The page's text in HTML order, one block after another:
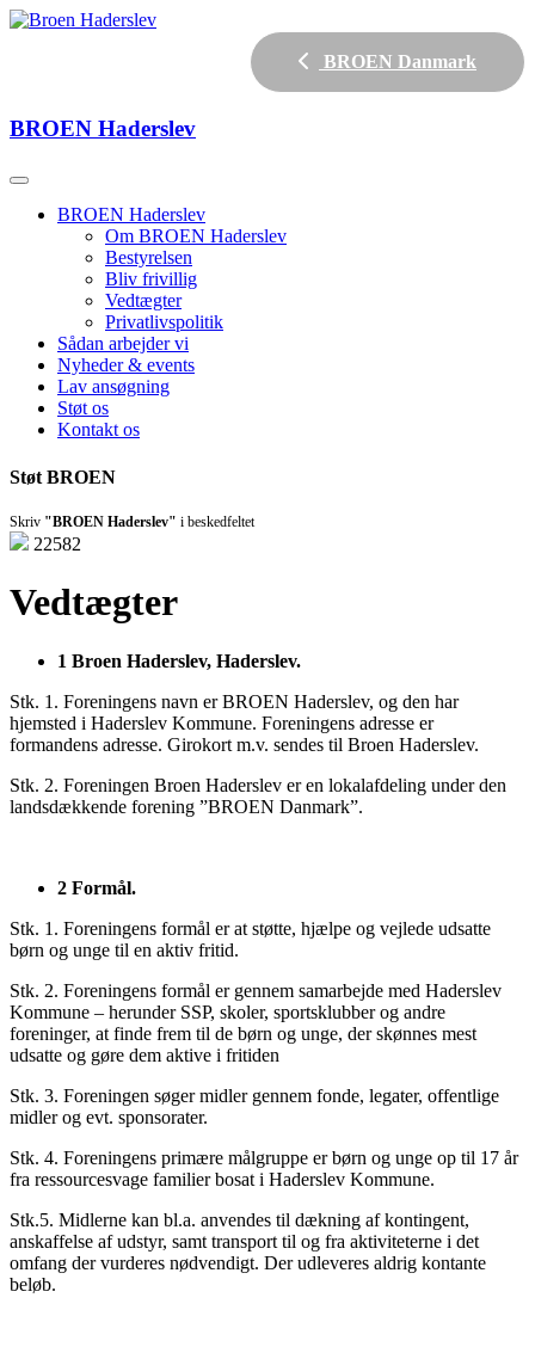
BROEN Danmark
BROEN Haderslev
BROEN Haderslev
Om BROEN Haderslev
Bestyrelsen
Bliv frivillig
Vedtægter
Privatlivspolitik
Sådan arbejder vi
Nyheder & events
Lav ansøgning
Støt os
Kontakt os
Støt BROEN
Skriv "BROEN Haderslev" i beskedfeltet
22582
Vedtægter
1 Broen Haderslev, Haderslev.
Stk. 1. Foreningens navn er BROEN Haderslev, og den har
hjemsted i Haderslev Kommune. Foreningens adresse er
formandens adresse. Girokort m.v. sendes til Broen Haderslev.
Stk. 2. Foreningen Broen Haderslev er en lokalafdeling under den
landsdækkende forening ”BROEN Danmark”.
2 Formål.
Stk. 1. Foreningens formål er at støtte, hjælpe og vejlede udsatte
børn og unge til en aktiv fritid.
Stk. 2. Foreningens formål er gennem samarbejde med Haderslev
Kommune – herunder SSP, skoler, sportsklubber og andre
foreninger, at finde frem til de børn og unge, der skønnes mest
udsatte og gøre dem aktive i fritiden
Stk. 3. Foreningen søger midler gennem fonde, legater, offentlige
midler og evt. sponsorater.
Stk. 4. Foreningens primære målgruppe er børn og unge op til 17 år
fra ressourcesvage familier bosat i Haderslev Kommune.
Stk.5. Midlerne kan bl.a. anvendes til dækning af kontingent,
anskaffelse af udstyr, samt transport til og fra aktiviteterne i det
omfang der vurderes nødvendigt. Der udleveres aldrig kontante
beløb.